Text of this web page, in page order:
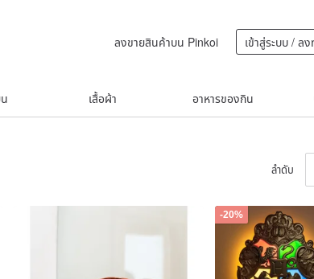
ลงขายสินค้าบน Pinkoi เข้าสู่ระบบ / ลง
เสื้อผ้า อาหารของกิน
ลำดับ
-20%